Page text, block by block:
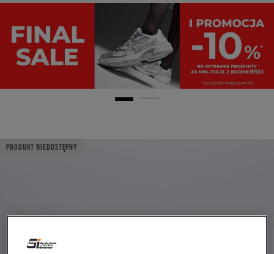
PRODUKT NIEDOSTĘPNY